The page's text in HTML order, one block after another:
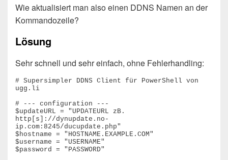
Wie aktualisiert man also einen DDNS Namen an der
Kommandozeile?
Lösung
Sehr schnell und sehr einfach, ohne Fehlerhandling:
# Supersimpler DDNS Client für PowerShell von
ugg.li
# --- configuration ---
$updateURL = "UPDATEURL zB.
http[s]://dynupdate.no-
ip.com:8245/ducupdate.php"
$hostname = "HOSTNAME.EXAMPLE.COM"
$username = "USERNAME"
$password = "PASSWORD"